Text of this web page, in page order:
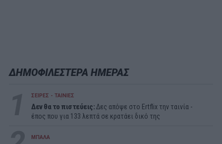
ΔΗΜΟΦΙΛΕΣΤΕΡΑ ΗΜΕΡΑΣ
ΣΕΙΡΕΣ - ΤΑΙΝΙΕΣ
Δεν θα το πιστεύεις:Δες απόψε στο Ertflix την ταινία -
έπος που για 133 λεπτά σε κρατάει δικό της
ΜΠΑΛΑ